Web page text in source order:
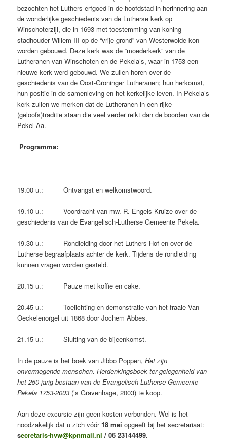
bezochten het Luthers erfgoed in de hoofdstad in herinnering aan
de wonderlijke geschiedenis van de Lutherse kerk op
Winschoterzijl, die in 1693 met toestemming van koning-
stadhouder Willem III op de “vrije grond” van Westerwolde kon
worden gebouwd. Deze kerk was de “moederkerk” van de
Lutheranen van Winschoten en de Pekela’s, waar in 1753 een
nieuwe kerk werd gebouwd. We zullen horen over de
geschiedenis van de Oost-Groninger Lutheranen; hun herkomst,
hun positie in de samenleving en het kerkelijke leven. In Pekela’s
kerk zullen we merken dat de Lutheranen in een rijke
(geloofs)traditie staan die veel verder reikt dan de boorden van de
Pekel Aa.
Programma:
19.00 u.: Ontvangst en welkomstwoord.
19.10 u.: Voordracht van mw. R. Engels-Kruize over de
geschiedenis van de Evangelisch-Lutherse Gemeente Pekela.
19.30 u.: Rondleiding door het Luthers Hof en over de
Lutherse begraafplaats achter de kerk. Tijdens de rondleiding
kunnen vragen worden gesteld.
20.15 u.: Pauze met koffie en cake.
20.45 u.: Toelichting en demonstratie van het fraaie Van
Oeckelenorgel uit 1868 door Jochem Abbes.
21.15 u.: Sluiting van de bijeenkomst.
In de pauze is het boek van Jibbo Poppen,Het zijn
onvermogende menschen. Herdenkingsboek ter gelegenheid van
het 250 jarig bestaan van de Evangelisch Lutherse Gemeente
Pekela 1753-2003 (’s Gravenhage, 2003) te koop.
Aan deze excursie zijn geen kosten verbonden. Wel is het
noodzakelijk dat u zich vóór18 mei opgeeft bij het secretariaat:
secretaris-hvw@kpnmail.nl / 06 23144499.